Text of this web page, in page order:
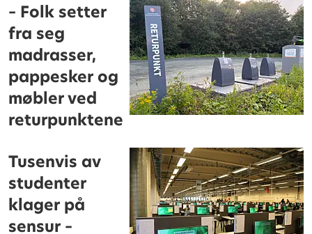
– Folk setter
fra seg
madrasser,
pappesker og
møbler ved
returpunktene
Tusenvis av
studenter
klager på
sensur –